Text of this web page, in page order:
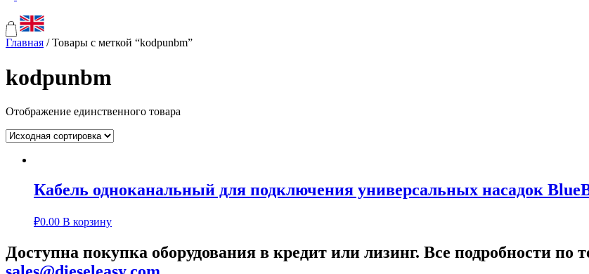
Главная / Товары с меткой “kodpunbm”
kodpunbm
Отображение единственного товара
Кабель одноканальный для подключения универсальных насадок
₽0.00 В корзину
Доступна покупка оборудования в кредит или лизинг. Все подробности по